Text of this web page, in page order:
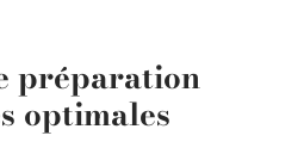
préparation
optimales